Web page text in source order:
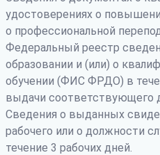
удостоверениях о
о профессиональной
Федеральный реестр
образовании и (или) о
обучении (ФИС ФРДО) в
выдачи соответствующего
Сведения о выданных
рабочего или о должности
течение 3 рабочих дней.